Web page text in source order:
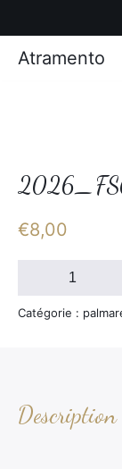
€8,00
quantité
Catégorie :
Description
Atramento
Photos